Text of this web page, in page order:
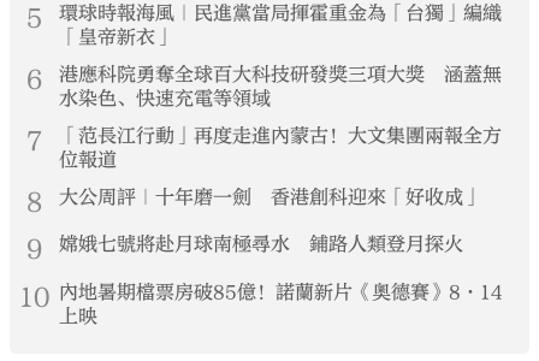
5
環球時報海風｜民進黨當局揮霍重金為「台獨」編織
「皇帝新衣」
6
港應科院勇奪全球百大科技研發獎三項大獎 涵蓋無
水染色、快速充電等領域
7
「范長江行動」再度走進內蒙古！大文集團兩報全方
位報道
8 大公周評｜十年磨一劍 香港創科迎來「好收成」
9 嫦娥七號將赴月球南極尋水 鋪路人類登月探火
10 內地暑期檔票房破85億！諾蘭新片《奧德賽》8·14
上映